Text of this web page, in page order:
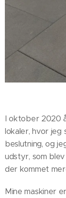
I oktober 2020
lokaler, hvor jeg
beslutning, og
udstyr, som
der kommet
Mine maskiner